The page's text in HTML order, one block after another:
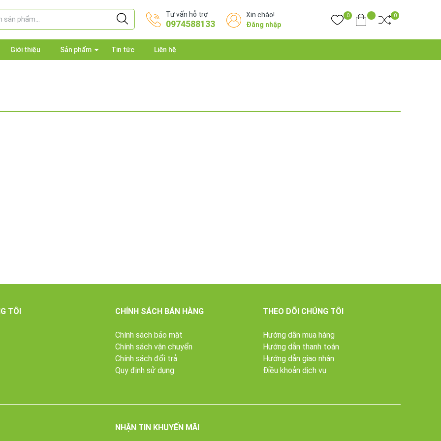
Tư vấn hỗ trợ
0974588133
Xin chào!
Đăng nhập
0 0
Giới thiệu Sản phẩm Tin tức Liên hệ
TÔI CHÍNH SÁCH BÁN HÀNG
Chính sách bảo mật
Chính sách vận chuyển
Chính sách đổi trả
Quy định sử dụng
THEO DÕI CHÚNG TÔI
Hướng dẫn mua hàng
Hướng dẫn thanh toán
Hướng dẫn giao nhận
Điều khoản dịch vụ
NHẬN TIN KHUYẾN MÃI